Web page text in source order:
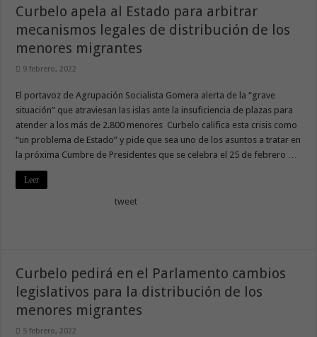
Curbelo apela al Estado para arbitrar
mecanismos legales de distribución de los
menores migrantes
9 febrero, 2022
El portavoz de Agrupación Socialista Gomera alerta de la “grave
situación” que atraviesan las islas ante la insuficiencia de plazas para
atender a los más de 2.800 menores Curbelo califica esta crisis como
“un problema de Estado” y pide que sea uno de los asuntos a tratar en
la próxima Cumbre de Presidentes que se celebra el 25 de febrero …
Leer
tweet
Curbelo pedirá en el Parlamento cambios
legislativos para la distribución de los
menores migrantes
5 febrero, 2022